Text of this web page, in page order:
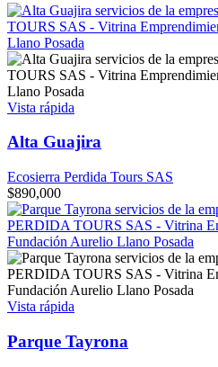
Vista rápida
Alta Guajira
Ecosierra Perdida Tours SAS
$890,000
Vista rápida
Parque Tayrona